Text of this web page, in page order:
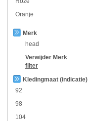
Oranje
Merk
head
Verwijder Merk
filter
Kledingmaat (indicatie)
92
98
104